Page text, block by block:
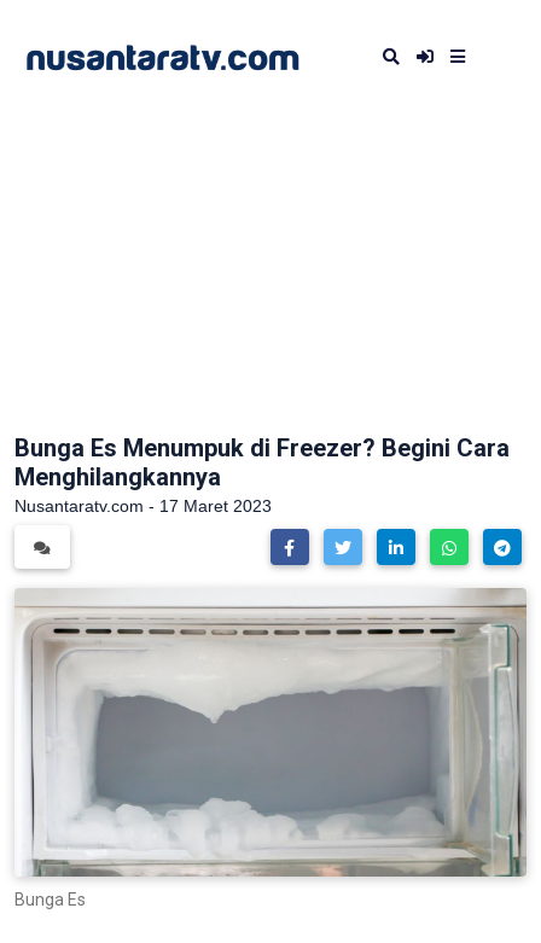
Bunga Es Menumpuk di Freezer? Begini Cara
Menghilangkannya
Nusantaratv.com - 17 Maret 2023
Bunga Es